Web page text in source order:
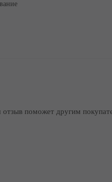
поможет другим